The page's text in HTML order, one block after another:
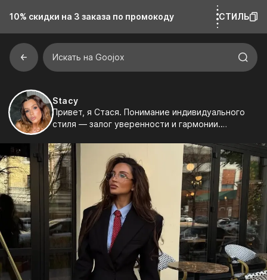
10% скидки на 3 заказа по промокоду СТИЛЬ
Искать на Goojox
Stacy
Привет, я Стася. Понимание индивидуального
стиля — залог уверенности и гармонии.
достоинства, скрывает недостатки и создает
образ, в котором вы чувствуете себя
комфортно и естественно. Это помогает
выразить свою индивидуальность и выделиться
из толпы.